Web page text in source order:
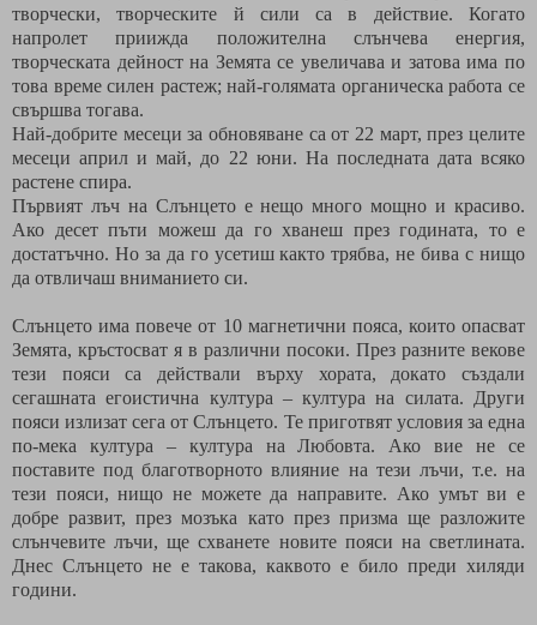
творчески, творческите й сили са в действие. Когато
напролет приижда положителна слънчева енергия,
творческата дейност на Земята се увеличава и затова има по
това време силен растеж; най-голямата органическа работа се
свършва тогава.
Най-добрите месеци за обновяване са от 22 март, през целите
месеци април и май, до 22 юни. На последната дата всяко
растене спира.
Първият лъч на Слънцето е нещо много мощно и красиво.
Ако десет пъти можеш да го хванеш през годината, то е
достатъчно. Но за да го усетиш както трябва, не бива с нищо
да отвличаш вниманието си.
Слънцето има повече от 10 магнетични пояса, които опасват
Земята, кръстосват я в различни посоки. През разните векове
тези пояси са действали върху хората, докато създали
сегашната егоистична култура – култура на силата. Други
пояси излизат сега от Слънцето. Те приготвят условия за една
по-мека култура – култура на Любовта. Ако вие не се
поставите под благотворното влияние на тези лъчи, т.е. на
тези пояси, нищо не можете да направите. Ако умът ви е
добре развит, през мозъка като през призма ще разложите
слънчевите лъчи, ще схванете новите пояси на светлината.
Днес Слънцето не е такова, каквото е било преди хиляди
години.